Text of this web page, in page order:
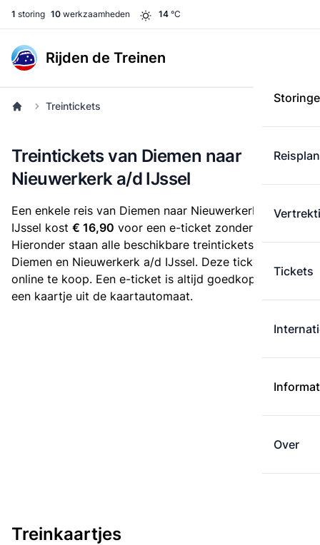
1 storing 10 werkzaamheden 14 °C
Rijden de Treinen
Tickets
Over
Treintickets
Treintickets van Diemen naar
Nieuwerkerk a/d IJssel
Een enkele reis van Diemen naar Nieuwerkerk a/d
IJssel kost € 16,90 voor een e-ticket zonder korting.
Hieronder staan alle beschikbare treintickets tussen
Diemen en Nieuwerkerk a/d IJssel. Deze tickets zijn
online te koop. Een e-ticket is altijd goedkoper dan
een kaartje uit de kaartautomaat.
Treinkaartjes